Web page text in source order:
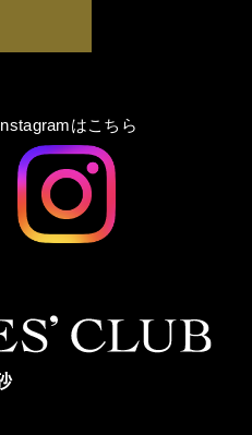
Instagramはこちら